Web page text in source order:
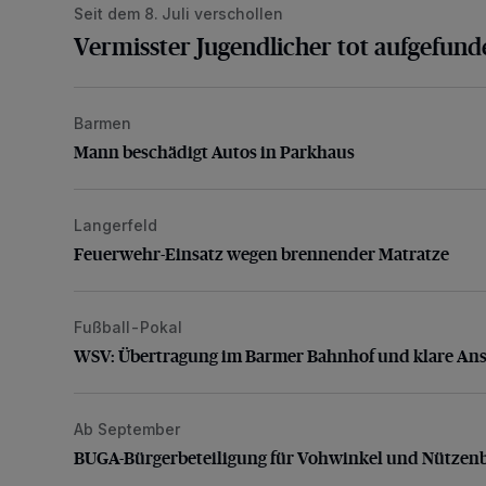
Seit dem 8. Juli verschollen
Vermisster Jugendlicher tot
Mann beschädigt Autos in Parkhaus
Barmen
Mann beschädigt Autos in Parkhaus
Feuerwehr-Einsatz wegen brennender Matratze
Langerfeld
Feuerwehr-Einsatz wegen brennender Matratze
WSV: Übertragung im Barmer Bahnhof und klare
Fußball-Pokal
WSV: Übertragung im Barmer Bahnhof und klare
BUGA-Bürgerbeteiligung für Vohwinkel und
Ab September
BUGA-Bürgerbeteiligung für Vohwinkel und